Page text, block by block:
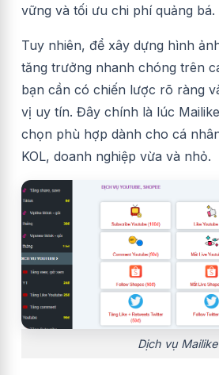
vững và tối ưu chi phí quảng bá.
Tuy nhiên, để xây dựng hình
tăng trưởng nhanh chóng trên
bạn cần có chiến lược rõ ràng
vị uy tín. Đây chính là lúc
chọn phù hợp dành cho cá
KOL, doanh nghiệp vừa và nhỏ.
Dịch vụ Mailike